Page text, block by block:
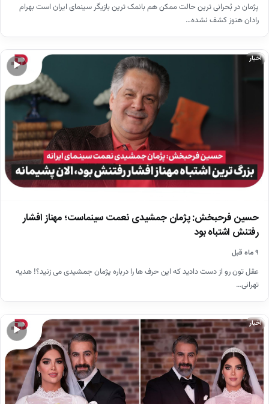
پژمان در بُحرانی ترین حالت ممکن هم بانمک ترین بازیگر سینمای ایران است بهرام
رادان هنوز کشف نشده…
▶
اخبار
حسین فرحبخش: پژمان جمشیدی نعمت سینماست؛ مهناز افشار
رفتنش اشتباه بود
۹ ماه قبل
عقل تون رو از دست دادید که این حرف ها را درباره پژمان جمشیدی می زنید؟! هدیه
تهرانی…
▶
اخبار